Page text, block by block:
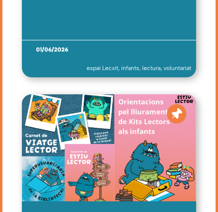
01/06/2026
espai Lecxit, infants, lectura, voluntariat